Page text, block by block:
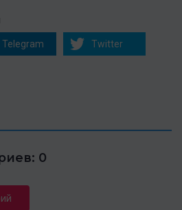
Telegram Twitter
0